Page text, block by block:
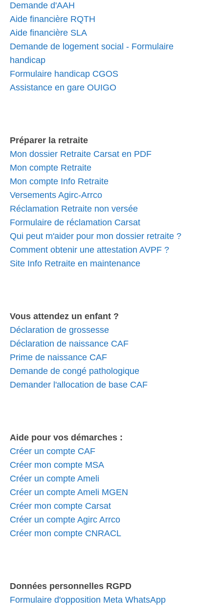
Demande d'AAH
Aide financière RQTH
Aide financière SLA
Demande de logement social - Formulaire
handicap
Formulaire handicap CGOS
Assistance en gare OUIGO
Préparer la retraite
Mon dossier Retraite Carsat en PDF
Mon compte Retraite
Mon compte Info Retraite
Versements Agirc-Arrco
Réclamation Retraite non versée
Formulaire de réclamation Carsat
Qui peut m'aider pour mon dossier retraite ?
Comment obtenir une attestation AVPF ?
Site Info Retraite en maintenance
Vous attendez un enfant ?
Déclaration de grossesse
Déclaration de naissance CAF
Prime de naissance CAF
Demande de congé pathologique
Demander l'allocation de base CAF
Aide pour vos démarches :
Créer un compte CAF
Créer mon compte MSA
Créer un compte Ameli
Créer un compte Ameli MGEN
Créer mon compte Carsat
Créer un compte Agirc Arrco
Créer mon compte CNRACL
Données personnelles RGPD
Formulaire d'opposition Meta WhatsApp